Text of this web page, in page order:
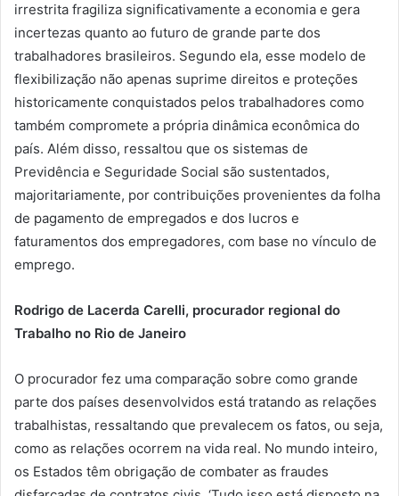
irrestrita fragiliza significativamente a economia e gera
incertezas quanto ao futuro de grande parte dos
trabalhadores brasileiros. Segundo ela, esse modelo de
flexibilização não apenas suprime direitos e proteções
historicamente conquistados pelos trabalhadores como
também compromete a própria dinâmica econômica do
país. Além disso, ressaltou que os sistemas de
Previdência e Seguridade Social são sustentados,
majoritariamente, por contribuições provenientes da folha
de pagamento de empregados e dos lucros e
faturamentos dos empregadores, com base no vínculo de
emprego.
Rodrigo de Lacerda Carelli, procurador regional do
Trabalho no Rio de Janeiro
O procurador fez uma comparação sobre como grande
parte dos países desenvolvidos está tratando as relações
trabalhistas, ressaltando que prevalecem os fatos, ou seja,
como as relações ocorrem na vida real. No mundo inteiro,
os Estados têm obrigação de combater as fraudes